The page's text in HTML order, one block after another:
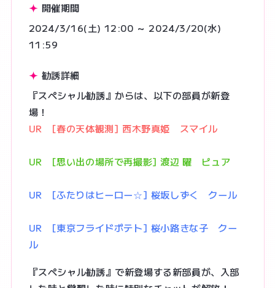
開催期間
2024/3/16(土) 12:00 ～ 2024/3/20(水)
11:59
勧誘詳細
『スペシャル勧誘』からは、以下の部員が新登
場！
UR [春の天体観測] 西木野真姫 スマイル
UR [思い出の場所で再撮影] 渡辺 曜 ピュア
UR [ふたりはヒーロー☆] 桜坂しずく クール
UR [東京フライドポテト] 桜小路きな子 クー
ル
『スペシャル勧誘』で新登場する新部員が、入部